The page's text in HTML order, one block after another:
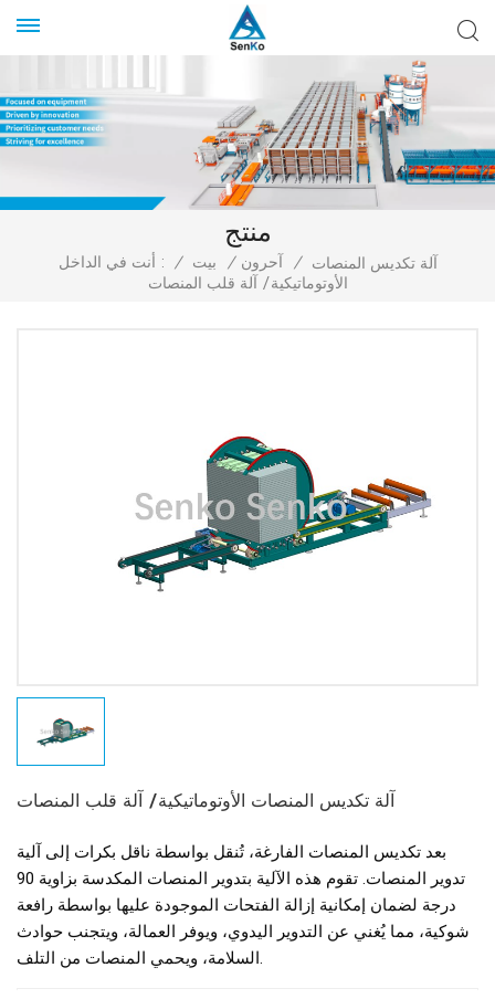
منتج
أنت في الداخل : / بيت / آحرون /
آلة تكديس المنصات
الأوتوماتيكية/ آلة قلب المنصات
آلة تكديس المنصات الأوتوماتيكية/ آلة قلب المنصات
بعد تكديس المنصات الفارغة، تُنقل بواسطة ناقل بكرات إلى آلية
تدوير المنصات. تقوم هذه الآلية بتدوير المنصات المكدسة بزاوية 90
درجة لضمان إمكانية إزالة الفتحات الموجودة عليها بواسطة رافعة
شوكية، مما يُغني عن التدوير اليدوي، ويوفر العمالة، ويتجنب حوادث
السلامة، ويحمي المنصات من التلف.